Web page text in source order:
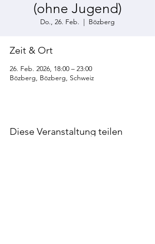
(ohne Jugend)
Do., 26. Feb.
  |
Bözberg
Zeit & Ort
26. Feb. 2026, 18:00 – 23:00
Bözberg, Bözberg, Schweiz
Diese Veranstaltung teilen